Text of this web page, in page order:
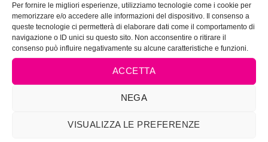
Per fornire le migliori esperienze, utilizziamo tecnologie come i cookie per
memorizzare e/o accedere alle informazioni del dispositivo. Il consenso a
queste tecnologie ci permetterà di elaborare dati come il comportamento di
navigazione o ID unici su questo sito. Non acconsentire o ritirare il
consenso può influire negativamente su alcune caratteristiche e funzioni.
ACCETTA
NEGA
VISUALIZZA LE PREFERENZE
Vivi Make Up è corsi di make-up, trucco sposa, tatuaggio e
Tecniche e prodotti per ottenere un trucco da star.